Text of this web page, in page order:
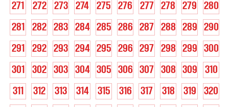
271
272 273 274 275 276 277 278 279
280
281
282 283 284 285 286 287 288 289
290
291
292 293 294 295 296 297 298 299
300
301
302 303 304 305 306 307 308 309
310
311
312 313 314 315 316 317 318 319
320